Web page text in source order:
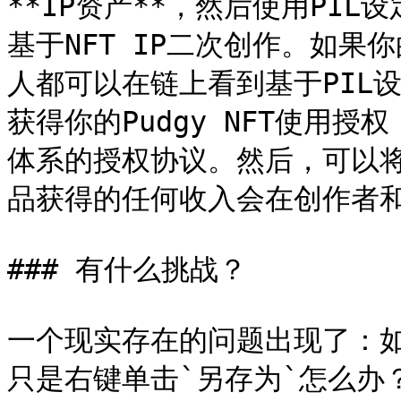
基于NFT IP二次创作。如果
人都可以在链上看到基于PIL
获得你的Pudgy NFT使用授权
体系的授权协议。然后，可以
品获得的任何收入会在创作者
### 有什么挑战？
一个现实存在的问题出现了：
只是右键单击`另存为`怎么办